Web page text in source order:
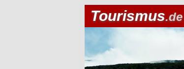
Tourismus.de